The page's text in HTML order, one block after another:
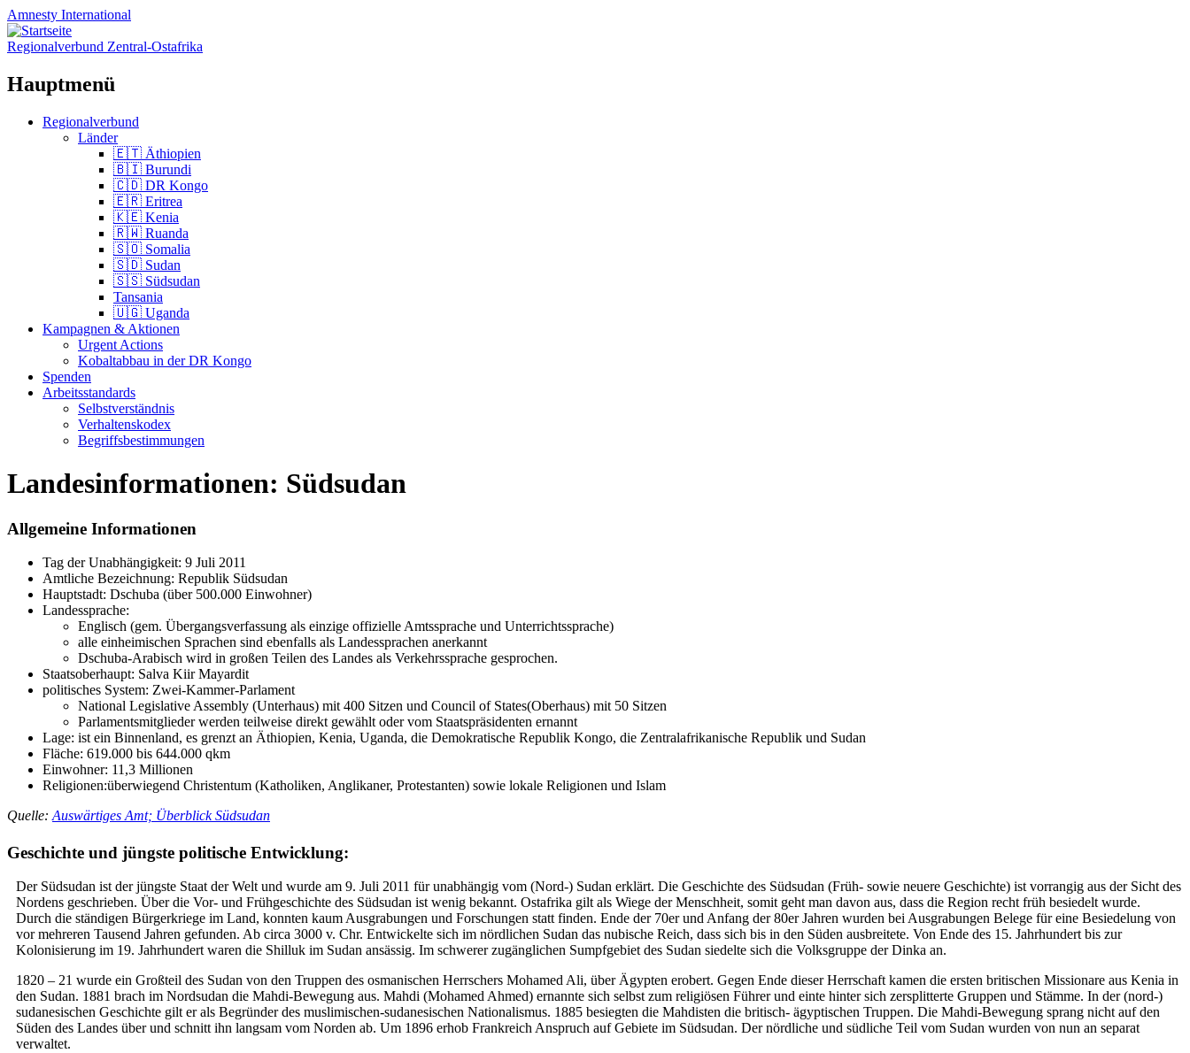
Amnesty International
Regionalverbund Zentral-Ostafrika
Hauptmenü
Zum
Regionalverbund
Länder
🇪🇹 Äthiopien
🇧🇮 Burundi
🇨🇩 DR Kongo
🇪🇷 Eritrea
🇰🇪 Kenia
🇷🇼 Ruanda
🇸🇴 Somalia
🇸🇩 Sudan
🇸🇸 Südsudan
Tansania
🇺🇬 Uganda
Kampagnen & Aktionen
Urgent Actions
Kobaltabbau in der DR Kongo
Spenden
Arbeitsstandards
Selbstverständnis
Verhaltenskodex
Begriffsbestimmungen
Landesinformationen: Südsudan
Allgemeine Informationen
Tag der Unabhängigkeit: 9 Juli 2011
Amtliche Bezeichnung: Republik Südsudan
Hauptstadt: Dschuba (über 500.000 Einwohner)
Landessprache:
Englisch (gem. Übergangsverfassung als einzige offizielle Amtssprache und Unterrichtssprache)
alle einheimischen Sprachen sind ebenfalls als Landessprachen anerkannt
Dschuba-Arabisch wird in großen Teilen des Landes als Verkehrssprache gesprochen.
Staatsoberhaupt: Salva Kiir Mayardit
politisches System: Zwei-Kammer-Parlament
National Legislative Assembly (Unterhaus) mit 400 Sitzen und Council of States(Oberhaus) mit 50 Sitzen
Parlamentsmitglieder werden teilweise direkt gewählt oder vom Staatspräsidenten ernannt
Lage: ist ein Binnenland, es grenzt an Äthiopien, Kenia, Uganda, die Demokratische Republik Kongo, die Zentralafrikanische Republik und Sudan
Fläche: 619.000 bis 644.000 qkm
Einwohner: 11,3 Millionen
Religionen:überwiegend Christentum (Katholiken, Anglikaner, Protestanten) sowie lokale Religionen und Islam
Quelle:Auswärtiges Amt; Überblick Südsudan
Geschichte und jüngste politische Entwicklung:
Der Südsudan ist der jüngste Staat der Welt und wurde am 9. Juli 2011 für unabhängig vom (Nord-) Sudan erklärt. Die Geschichte des Südsudan (Früh- sowie neuere Geschichte) ist vorrangig aus der Sicht des
Nordens geschrieben. Über die Vor- und Frühgeschichte des Südsudan ist wenig bekannt. Ostafrika gilt als Wiege der Menschheit, somit geht man davon aus, dass die Region recht früh besiedelt wurde.
Durch die ständigen Bürgerkriege im Land, konnten kaum Ausgrabungen und Forschungen statt finden. Ende der 70er und Anfang der 80er Jahren wurden bei Ausgrabungen Belege für eine Besiedelung von
vor mehreren Tausend Jahren gefunden. Ab circa 3000 v. Chr. Entwickelte sich im nördlichen Sudan das nubische Reich, dass sich bis in den Süden ausbreitete. Von Ende des 15. Jahrhundert bis zur
Kolonisierung im 19. Jahrhundert waren die Shilluk im Sudan ansässig. Im schwerer zugänglichen Sumpfgebiet des Sudan siedelte sich die Volksgruppe der Dinka an.
1820 – 21 wurde ein Großteil des Sudan von den Truppen des osmanischen Herrschers Mohamed Ali, über Ägypten erobert. Gegen Ende dieser Herrschaft kamen die ersten britischen Missionare aus Kenia in
den Sudan. 1881 brach im Nordsudan die Mahdi-Bewegung aus. Mahdi (Mohamed Ahmed) ernannte sich selbst zum religiösen Führer und einte hinter sich zersplitterte Gruppen und Stämme. In der (nord-)
sudanesischen Geschichte gilt er als Begründer des muslimischen-sudanesischen Nationalismus. 1885 besiegten die Mahdisten die britisch- ägyptischen Truppen. Die Mahdi-Bewegung sprang nicht auf den
Süden des Landes über und schnitt ihn langsam vom Norden ab. Um 1896 erhob Frankreich Anspruch auf Gebiete im Südsudan. Der nördliche und südliche Teil vom Sudan wurden von nun an separat
verwaltet.